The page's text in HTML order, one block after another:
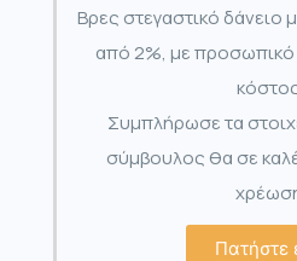
Βρες στεγαστικό δάνειο
από 2%, με
Συμπλήρωσε τα
σύμβουλος θα σε
Πατήστε